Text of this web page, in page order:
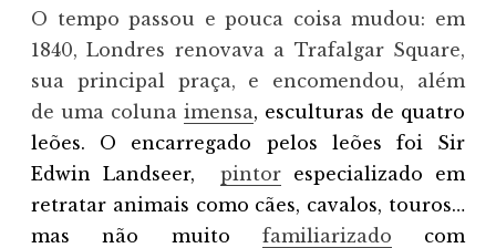
O tempo passou e pouca coisa mudou: em
1840, Londres renovava a Trafalgar Square,
sua principal praça, e encomendou, além
de uma coluna imensa, esculturas de quatro
leões. O encarregado pelos leões foi Sir
Edwin Landseer, pintorespecializado em
retratar animais como cães, cavalos, touros…
mas não muito
familiarizado com